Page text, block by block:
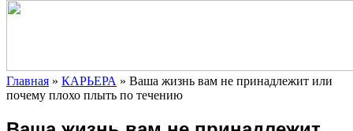
Главная » КАРЬЕРА » Ваша жизнь вам не принадлежит или
почему плохо плыть по течению